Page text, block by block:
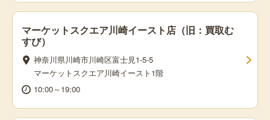
マーケットスクエア川崎イースト店（旧：買取む
すび）
神奈川県川崎市川崎区富士見1-5-5
マーケットスクエア川崎イースト1階
10:00～19:00